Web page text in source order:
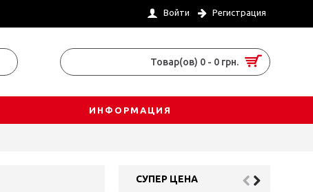
Войти Регистрация
Товар(ов) 0 - 0 грн.
ИНФОРМАЦИЯ
СУПЕР ЦЕНА